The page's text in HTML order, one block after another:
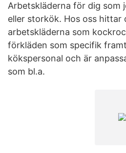
Arbetskläderna för dig som
eller storkök. Hos oss hittar
arbetskläderna som
förkläden som specifik
kökspersonal och är
som bl.a.